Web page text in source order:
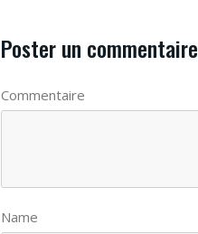
Poster un commentaire
Commentaire
Name